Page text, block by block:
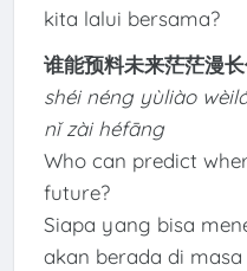
kita lalui bersama?
谁能预料未来茫茫漫
shéi néng yùliào
nǐ zài héfāng
Who can predict
future?
Siapa yang bisa
akan berada di